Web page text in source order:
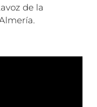
de la